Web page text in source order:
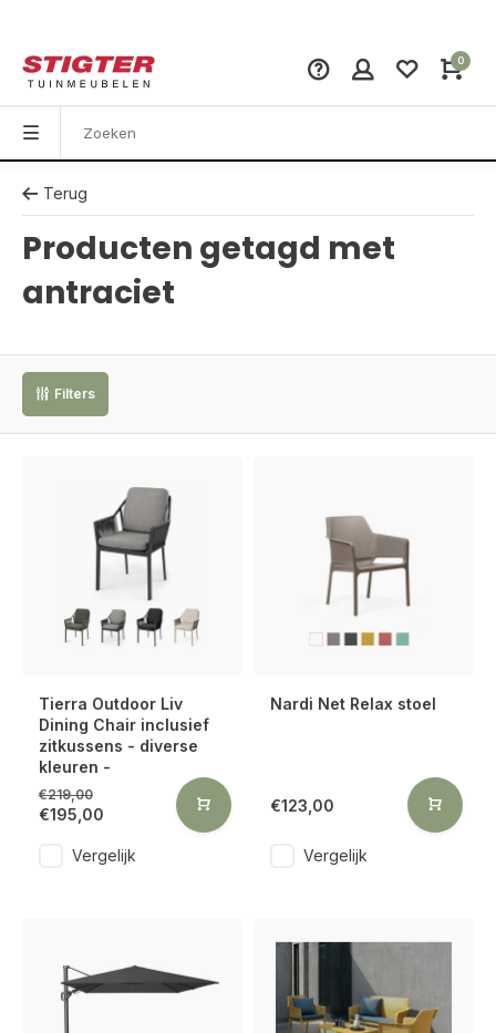
0
Terug
Producten getagd met
antraciet
Filters
Tierra Outdoor Liv
Dining Chair inclusief
zitkussens - diverse
kleuren -
€219,00
€195,00
Vergelijk
Nardi Net Relax stoel
€123,00
Vergelijk